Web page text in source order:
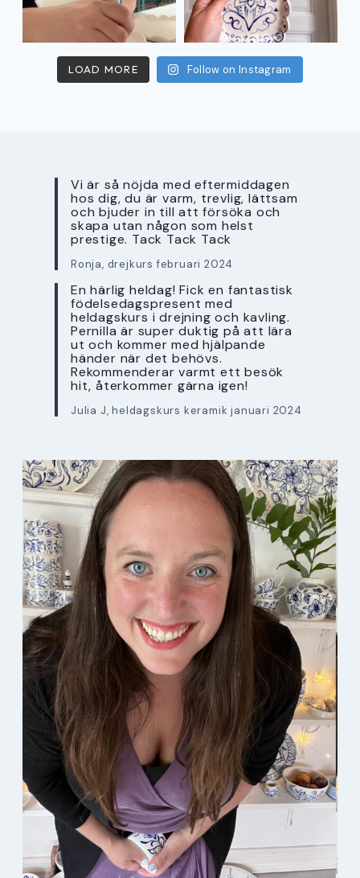
LOAD MORE Follow on Instagram
Vi är så nöjda med eftermiddagen
hos dig, du är varm, trevlig, lättsam
och bjuder in till att försöka och
skapa utan någon som helst
prestige. Tack Tack Tack
Ronja, drejkurs februari 2024
En härlig heldag! Fick en fantastisk
födelsedagspresent med
heldagskurs i drejning och kavling.
Pernilla är super duktig på att lära
ut och kommer med hjälpande
händer när det behövs.
Rekommenderar varmt ett besök
hit, återkommer gärna igen!
Julia J, heldagskurs keramik januari 2024